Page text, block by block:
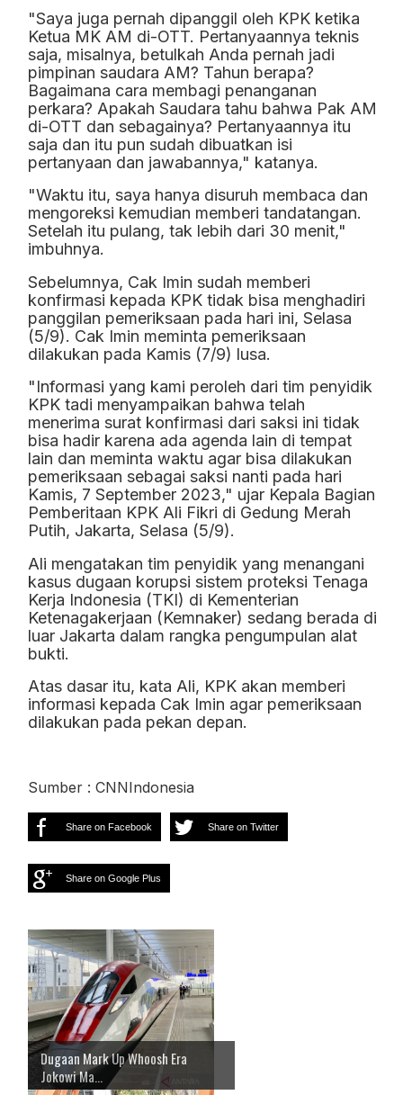
"Saya juga pernah dipanggil oleh KPK ketika
Ketua MK AM di-OTT. Pertanyaannya teknis
saja, misalnya, betulkah Anda pernah jadi
pimpinan saudara AM? Tahun berapa?
Bagaimana cara membagi penanganan
perkara? Apakah Saudara tahu bahwa Pak AM
di-OTT dan sebagainya? Pertanyaannya itu
saja dan itu pun sudah dibuatkan isi
pertanyaan dan jawabannya," katanya.
"Waktu itu, saya hanya disuruh membaca dan
mengoreksi kemudian memberi tandatangan.
Setelah itu pulang, tak lebih dari 30 menit,"
imbuhnya.
Sebelumnya, Cak Imin sudah memberi
konfirmasi kepada KPK tidak bisa menghadiri
panggilan pemeriksaan pada hari ini, Selasa
(5/9). Cak Imin meminta pemeriksaan
dilakukan pada Kamis (7/9) lusa.
"Informasi yang kami peroleh dari tim penyidik
KPK tadi menyampaikan bahwa telah
menerima surat konfirmasi dari saksi ini tidak
bisa hadir karena ada agenda lain di tempat
lain dan meminta waktu agar bisa dilakukan
pemeriksaan sebagai saksi nanti pada hari
Kamis, 7 September 2023," ujar Kepala Bagian
Pemberitaan KPK Ali Fikri di Gedung Merah
Putih, Jakarta, Selasa (5/9).
Ali mengatakan tim penyidik yang menangani
kasus dugaan korupsi sistem proteksi Tenaga
Kerja Indonesia (TKI) di Kementerian
Ketenagakerjaan (Kemnaker) sedang berada di
luar Jakarta dalam rangka pengumpulan alat
bukti.
Atas dasar itu, kata Ali, KPK akan memberi
informasi kepada Cak Imin agar pemeriksaan
dilakukan pada pekan depan.
Sumber : CNNIndonesia
Share on Facebook Share on Twitter
Share on Google Plus
Dugaan Mark Up Whoosh Era
Jokowi Ma...